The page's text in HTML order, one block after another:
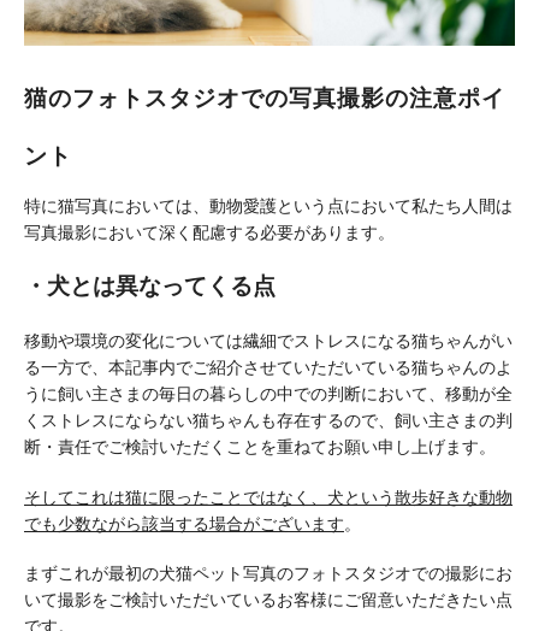
猫のフォトスタジオでの写真撮影の注意ポイ
ント
特に猫写真においては、動物愛護という点において私たち人間は
写真撮影において深く配慮する必要があります。
・犬とは異なってくる点
移動や環境の変化については繊細でストレスになる猫ちゃんがい
る一方で、本記事内でご紹介させていただいている猫ちゃんのよ
うに飼い主さまの毎日の暮らしの中での判断において、移動が全
くストレスにならない猫ちゃんも存在するので、飼い主さまの判
断・責任でご検討いただくことを重ねてお願い申し上げます。
そしてこれは猫に限ったことではなく、犬という散歩好きな動物
でも少数ながら該当する場合がございます。
まずこれが最初の犬猫ペット写真のフォトスタジオでの撮影にお
いて撮影をご検討いただいているお客様にご留意いただきたい点
です。